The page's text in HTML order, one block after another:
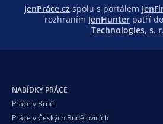
JenPráce.cz spolu s portálem
rozhraním JenHunter patří
Technologies, s.
NABÍDKY PRÁCE
Práce v Brně
Práce v Českých Budějovicích